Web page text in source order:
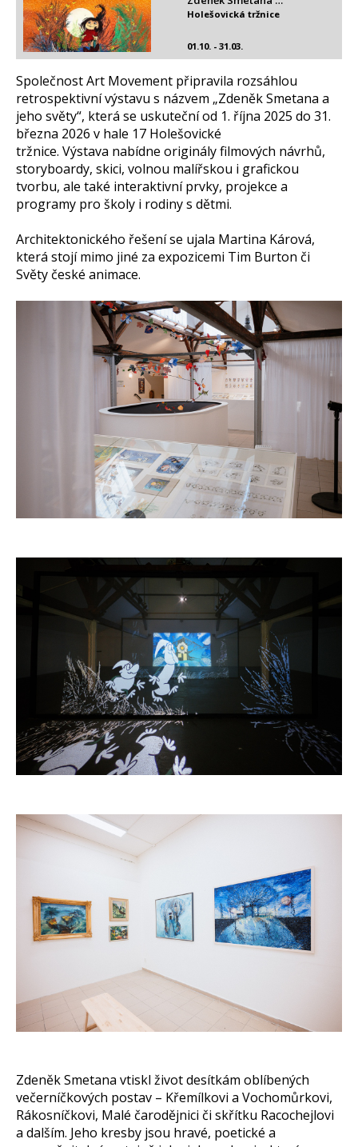
01.10. - 31.03.
Holešovická tržnice
Společnost Art Movement připravila rozsáhlou
retrospektivní výstavu s názvem „Zdeněk Smetana a
jeho světy“, která se uskuteční od 1. října 2025 do 31.
března 2026 v hale 17 Holešovické
tržnice. Výstava nabídne originály filmových návrhů,
storyboardy, skici, volnou malířskou i grafickou
tvorbu, ale také interaktivní prvky, projekce a
programy pro školy i rodiny s dětmi.
Architektonického řešení se ujala Martina Kárová,
která stojí mimo jiné za expozicemi Tim Burton či
Světy české animace.
Zdeněk Smetana vtiskl život desítkám oblíbených
večerníčkových postav – Křemílkovi a Vochomůrkovi,
Rákosníčkovi, Malé čarodějnici či skřítku Racochejlovi
a dalším. Jeho kresby jsou hravé, poetické a